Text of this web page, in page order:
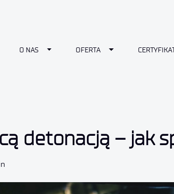
O NAS Toggle Dropdown
OFERTA Toggle Dropdown
detonacją – jak